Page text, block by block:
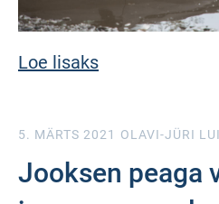
Loe lisaks
5. MÄRTS 2021 OLAVI-JÜRI
Jooksen peaga